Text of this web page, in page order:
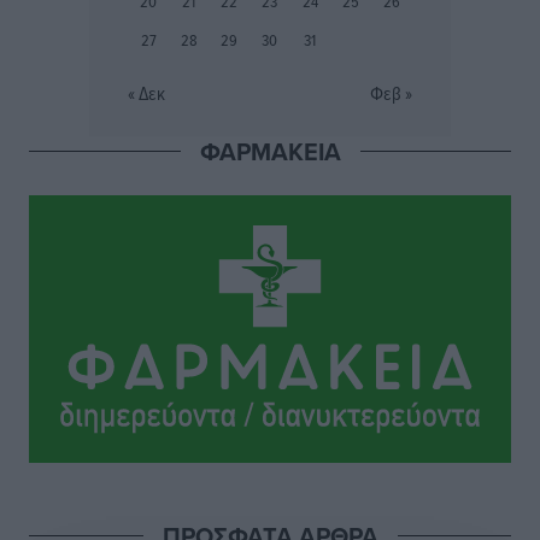
Εθνικός Αρχίπολης: Μεγάλο βήμα προόδου η ίδρυση
πριν 8 ώρες
ΠΑΜΕ ΣΤΟΙΧΗΜΑ: Περισσότερα από 95 εκατομμύρια
ευρώ σε κέρδη μοίρασε τον Ιούλιο
Αθλητικά• πριν 8 ώρες
Ολοκλήρωση του έργου αναβάθμισης των
27
28 29 30 31
« Δεκ Φεβ »
ΦΑΡΜΑΚΕΙΑ